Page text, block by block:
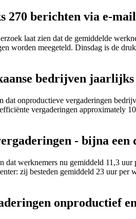
270 berichten via e-
laat zien dat de gemiddelde
worden meegeteld. Dinsdag is de
bedrijven
onproductieve vergaderingen
vergaderingen approximately
- bijna
werknemers nu gemiddeld 11,3
zij besteden gemiddeld 23 uur
onproductief